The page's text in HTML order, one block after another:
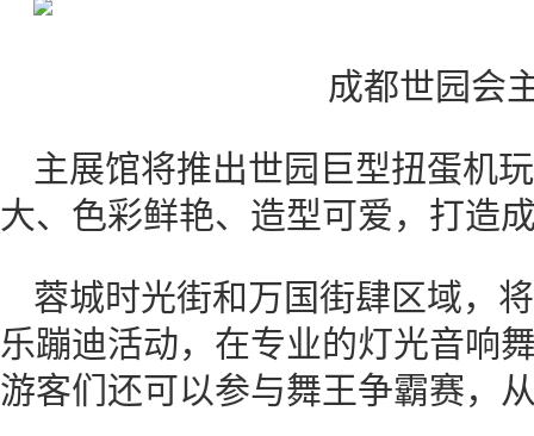
成都世园会
主展馆将推出世园巨型扭蛋机
大、色彩鲜艳、造型可爱，打造
蓉城时光街和万国街肆区域，
乐蹦迪活动，在专业的灯光音响
游客们还可以参与舞王争霸赛，